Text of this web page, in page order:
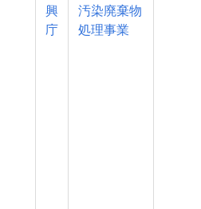
興
庁
汚染廃棄物
処理事業